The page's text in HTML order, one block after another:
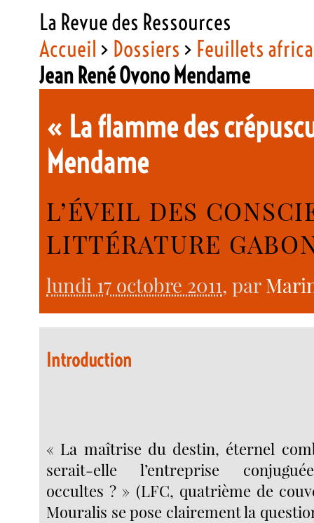
La Revue des Ressources
Accueil > Dossiers > Feuillets
Jean René Ovono Mendame
« La flamme des
Mendame
L’ÉVEIL DES
LITTÉRATURE
lundi 17 octobre 2011, par
Introduction
« La maîtrise du destin, éternel
serait-elle l’entreprise
occultes ? » (LFC, quatrième de
Mouralis se pose clairement la